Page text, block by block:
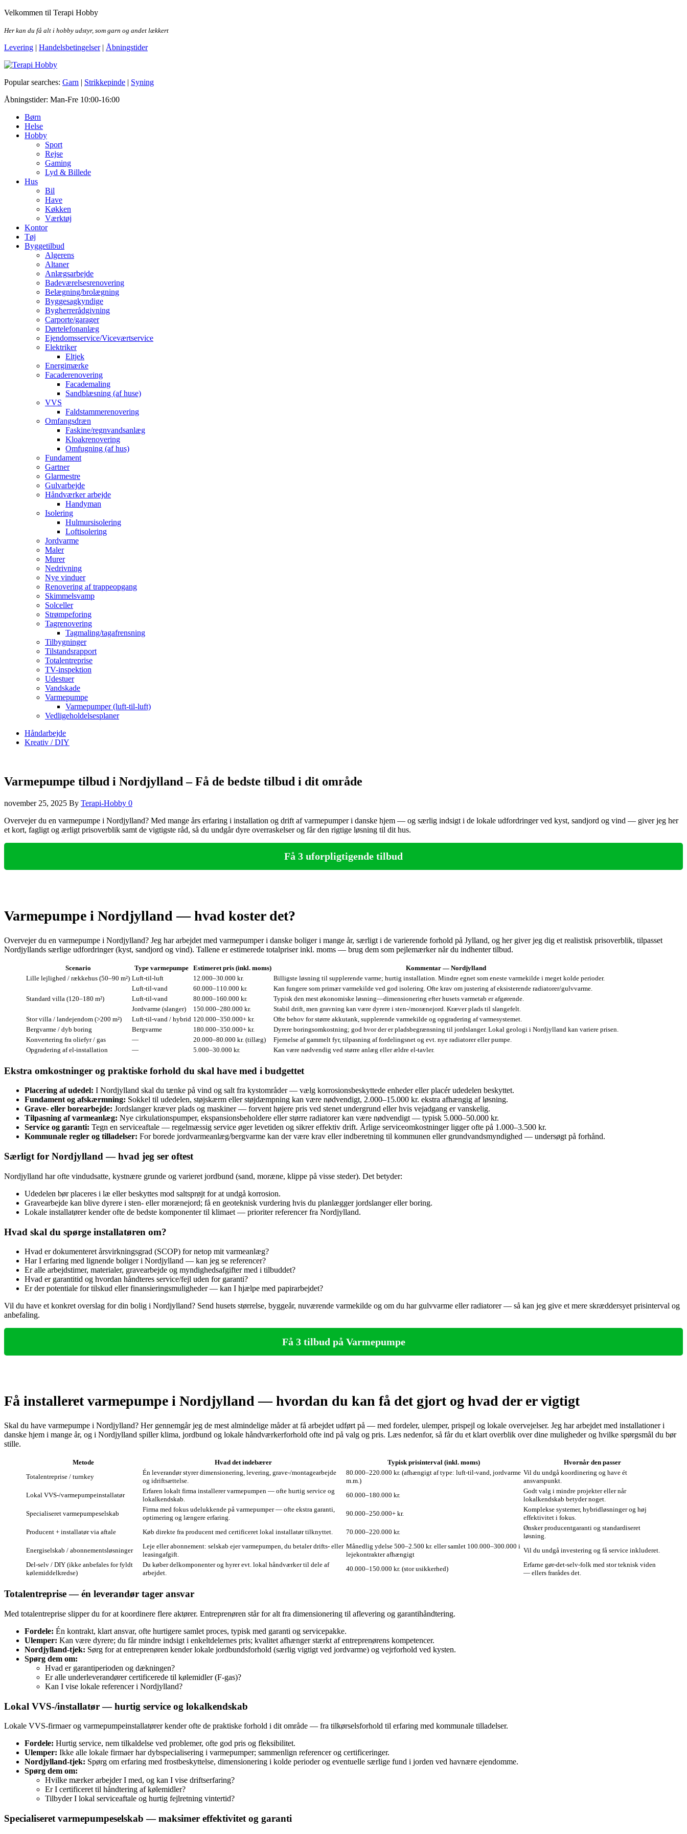
Skip
the
Velkommen til Terapi Hobby
Her kan du få alt i hobby udstyr, som garn og andet lækkert
Levering | Handelsbetingelser| Åbningstider
Terapi Hobby
Popular searches: Garn | Strikkepinde | Syning
Åbningstider: Man-Fre 10:00-16:00
Børn
Helse
Hobby
Sport
Rejse
Gaming
Lyd & Billede
Hus
Bil
Have
Køkken
Værktøj
Kontor
Tøj
Byggetilbud
Algerens
Altaner
Anlægsarbejde
Badeværelsesrenovering
Belægning/brolægning
Byggesagkyndige
Bygherrerådgivning
Carporte/garager
Dørtelefonanlæg
Ejendomsservice/Viceværtservice
Elektriker
Eltjek
Energimærke
Facaderenovering
Facademaling
Sandblæsning (af huse)
VVS
Faldstammerenovering
Omfangsdræn
Faskine/regnvandsanlæg
Kloakrenovering
Omfugning (af hus)
Fundament
Gartner
Glarmestre
Gulvarbejde
Håndværker arbejde
Handyman
Isolering
Hulmursisolering
Loftisolering
Jordvarme
Maler
Murer
Nedrivning
Nye vinduer
Renovering af trappeopgang
Skimmelsvamp
Solceller
Strømpeforing
Tagrenovering
Tagmaling/tagafrensning
Tilbygninger
Tilstandsrapport
Totalentreprise
TV-inspektion
Udestuer
Vandskade
Varmepumpe
Varmepumper (luft-til-luft)
Vedligeholdelsesplaner
Håndarbejde
Kreativ / DIY
Varmepumpe tilbud i Nordjylland – Få de bedste tilbud i dit område
november 25, 2025 By Terapi-Hobby 0
Overvejer du en varmepumpe i Nordjylland? Med mange års erfaring i installation og drift af varmepumper i danske hjem — og særlig indsigt i de lokale udfordringer ved kyst, sandjord og vind — giver jeg her
et kort, fagligt og ærligt prisoverblik samt de vigtigste råd, så du undgår dyre overraskelser og får den rigtige løsning til dit hus.
Få 3 uforpligtigende tilbud
Varmepumpe i Nordjylland — hvad koster det?
Overvejer du en varmepumpe i Nordjylland? Jeg har arbejdet med varmepumper i danske boliger i mange år, særligt i de varierende forhold på Jylland, og her giver jeg dig et realistisk prisoverblik, tilpasset
Nordjyllands særlige udfordringer (kyst, sandjord og vind). Tallene er estimerede totalpriser inkl. moms — brug dem som pejlemærker når du indhenter tilbud.
Scenario Type varmepumpe Estimeret pris (inkl. moms)
Kommentar — Nordjylland
Lille lejlighed / rækkehus (50–90 m²) Luft‑til‑luft 12.000–30.000 kr.
Billigste løsning til supplerende varme; hurtig installation. Mindre egnet som eneste varmekilde i meget kolde perioder.
Luft‑til‑vand
60.000–110.000 kr.
Kan fungere som primær varmekilde ved god isolering. Ofte krav om justering af eksisterende radiatorer/gulvvarme.
Standard villa (120–180 m²)
Luft‑til‑vand 80.000–160.000 kr.
Typisk den mest økonomiske løsning—dimensionering efter husets varmetab er afgørende.
Jordvarme (slanger)
150.000–280.000 kr.
Stabil drift, men gravning kan være dyrere i sten-/morænejord. Kræver plads til slangefelt.
Stor villa / landejendom (>200 m²)
Luft‑til‑vand / hybrid 120.000–350.000+ kr.
Ofte behov for større akkutank, supplerende varmekilde og opgradering af varmesystemet.
Bergvarme / dyb boring
Bergvarme 180.000–350.000+ kr.
Dyrere boringsomkostning; god hvor der er pladsbegrænsning til jordslanger. Lokal geologi i Nordjylland kan variere prisen.
Konvertering fra oliefyr / gas
— 20.000–80.000 kr. (tillæg)
Fjernelse af gammelt fyr, tilpasning af fordelingsnet og evt. nye radiatorer eller pumpe.
Opgradering af el‑installation
— 5.000–30.000 kr. Kan være nødvendig ved større anlæg eller ældre el-tavler.
Ekstra omkostninger og praktiske forhold du skal have med i budgettet
Placering af udedel: I Nordjylland skal du tænke på vind og salt fra kystområder — vælg korrosionsbeskyttede enheder eller placér udedelen beskyttet.
Fundament og afskærmning: Sokkel til udedelen, støjskærm eller støjdæmpning kan være nødvendigt, 2.000–15.000 kr. ekstra afhængig af løsning.
Grave‑ eller borearbejde: Jordslanger kræver plads og maskiner — forvent højere pris ved stenet undergrund eller hvis vejadgang er vanskelig.
Tilpasning af varmeanlæg: Nye cirkulationspumper, ekspansionsbeholdere eller større radiatorer kan være nødvendigt — typisk 5.000–50.000 kr.
Service og garanti: Tegn en serviceaftale — regelmæssig service øger levetiden og sikrer effektiv drift. Årlige serviceomkostninger ligger ofte på 1.000–3.500 kr.
Kommunale regler og tilladelser: For borede jordvarmeanlæg/bergvarme kan der være krav eller indberetning til kommunen eller grundvandsmyndighed — undersøgt på forhånd.
Særligt for Nordjylland — hvad jeg ser oftest
Nordjylland har ofte vindudsatte, kystnære grunde og varieret jordbund (sand, moræne, klippe på visse steder). Det betyder:
Udedelen bør placeres i læ eller beskyttes mod saltsprøjt for at undgå korrosion.
Gravearbejde kan blive dyrere i sten- eller morænejord; få en geoteknisk vurdering hvis du planlægger jordslanger eller boring.
Lokale installatører kender ofte de bedste komponenter til klimaet — prioriter referencer fra Nordjylland.
Hvad skal du spørge installatøren om?
Hvad er dokumenteret årsvirkningsgrad (SCOP) for netop mit varmeanlæg?
Har I erfaring med lignende boliger i Nordjylland — kan jeg se referencer?
Er alle arbejdstimer, materialer, gravearbejde og myndighedsafgifter med i tilbuddet?
Hvad er garantitid og hvordan håndteres service/fejl uden for garanti?
Er der potentiale for tilskud eller finansieringsmuligheder — kan I hjælpe med papirarbejdet?
Vil du have et konkret overslag for din bolig i Nordjylland? Send husets størrelse, byggeår, nuværende varmekilde og om du har gulvvarme eller radiatorer — så kan jeg give et mere skræddersyet prisinterval og
anbefaling.
Få 3 tilbud på Varmepumpe
Få installeret varmepumpe i Nordjylland — hvordan du kan få det gjort og hvad der er vigtigt
Skal du have varmepumpe i Nordjylland? Her gennemgår jeg de mest almindelige måder at få arbejdet udført på — med fordeler, ulemper, prispejl og lokale overvejelser. Jeg har arbejdet med installationer i
danske hjem i mange år, og i Nordjylland spiller klima, jordbund og lokale håndværkerforhold ofte ind på valg og pris. Læs nedenfor, så får du et klart overblik over dine muligheder og hvilke spørgsmål du bør
stille.
Metode Hvad det indebærer Typisk prisinterval (inkl. moms)
Hvornår den passer
Totalentreprise / turnkey
Én leverandør styrer dimensionering, levering, grave-/montagearbejde
og idriftsættelse.
80.000–220.000 kr. (afhængigt af type: luft‑til‑vand, jordvarme
m.m.)
Vil du undgå koordinering og have ét
ansvarspunkt.
Lokal VVS‑/varmepumpeinstallatør
Erfaren lokalt firma installerer varmepumpen — ofte hurtig service og
lokalkendskab.
60.000–180.000 kr.
Godt valg i mindre projekter eller når
lokalkendskab betyder noget.
Specialiseret varmepumpeselskab
Firma med fokus udelukkende på varmepumper — ofte ekstra garanti,
optimering og længere erfaring.
90.000–250.000+ kr.
Komplekse systemer, hybridløsninger og høj
effektivitet i fokus.
Producent + installatør via aftale
Køb direkte fra producent med certificeret lokal installatør tilknyttet. 70.000–220.000 kr.
Ønsker producentgaranti og standardiseret
løsning.
Energiselskab / abonnementsløsninger
Leje eller abonnement: selskab ejer varmepumpen, du betaler drifts- eller
leasingafgift.
Månedlig ydelse 500–2.500 kr. eller samlet 100.000–300.000 i
lejekontrakter afhængigt
Vil du undgå investering og få service inkluderet.
Del‑selv / DIY (ikke anbefales for fyldt
kølemiddelkredse)
Du køber delkomponenter og hyrer evt. lokal håndværker til dele af
arbejdet.
40.000–150.000 kr. (stor usikkerhed)
Erfarne gør‑det‑selv‑folk med stor teknisk viden
— ellers frarådes det.
Totalentreprise — én leverandør tager ansvar
Med totalentreprise slipper du for at koordinere flere aktører. Entreprenøren står for alt fra dimensionering til aflevering og garantihåndtering.
Fordele: Én kontrakt, klart ansvar, ofte hurtigere samlet proces, typisk med garanti og servicepakke.
Ulemper: Kan være dyrere; du får mindre indsigt i enkeltdelernes pris; kvalitet afhænger stærkt af entreprenørens kompetencer.
Nordjylland‑tjek: Sørg for at entreprenøren kender lokale jordbundsforhold (særlig vigtigt ved jordvarme) og vejrforhold ved kysten.
Spørg dem om:
Hvad er garantiperioden og dækningen?
Er alle underleverandører certificerede til kølemidler (F‑gas)?
Kan I vise lokale referencer i Nordjylland?
Lokal VVS‑/installatør — hurtig service og lokalkendskab
Lokale VVS‑firmaer og varmepumpeinstallatører kender ofte de praktiske forhold i dit område — fra tilkørselsforhold til erfaring med kommunale tilladelser.
Fordele: Hurtig service, nem tilkaldelse ved problemer, ofte god pris og fleksibilitet.
Ulemper: Ikke alle lokale firmaer har dybspecialisering i varmepumper; sammenlign referencer og certificeringer.
Nordjylland‑tjek: Spørg om erfaring med frostbeskyttelse, dimensionering i kolde perioder og eventuelle særlige fund i jorden ved havnære ejendomme.
Spørg dem om:
Hvilke mærker arbejder I med, og kan I vise driftserfaring?
Er I certificeret til håndtering af kølemidler?
Tilbyder I lokal serviceaftale og hurtig fejlretning vintertid?
Specialiseret varmepumpeselskab — maksimer effektivitet og garanti